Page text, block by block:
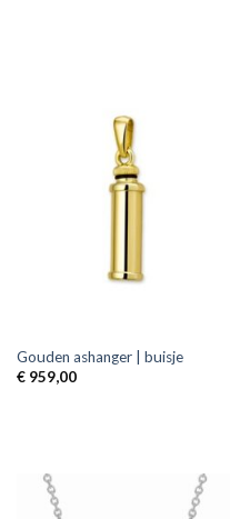
Gouden ashanger | buisje
€959,00